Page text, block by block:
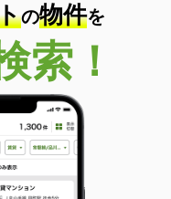
の物件を
索！